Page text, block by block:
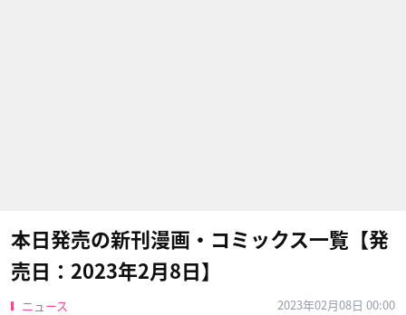
本日発売の新刊漫画・コミックス一覧【発
売日：2023年2月8日】
ニュース 2023年02月08日 00:00